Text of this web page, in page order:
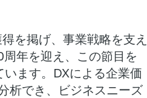
を掲げ、事業戦略を支え
年を迎え、この節目を
ます。DXによる企業価
析でき、ビジネスニーズ